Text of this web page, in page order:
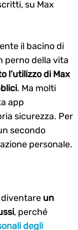
su Max
il bacino di
perno della vita
l’utilizzo di Max
. Ma molti
app
sicurezza. Per
secondo
personale.
un
, perché
degli